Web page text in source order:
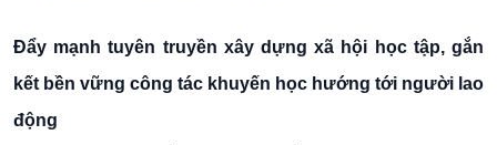
Đẩy mạnh tuyên truyền xây dựng xã hội học tập, gắn
kết bền vững công tác khuyến học hướng tới người lao
động